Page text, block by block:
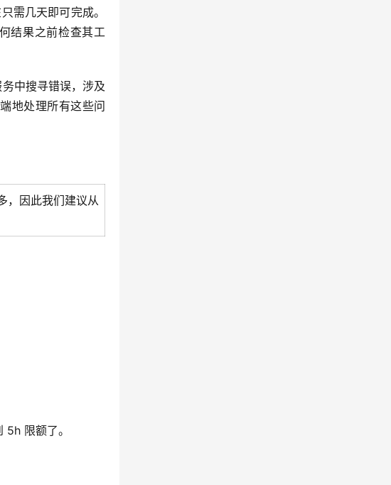
需几天即可完成。
结果之前检查其工
中搜寻错误，涉及
地处理所有这些问
因此我们建议从
限额了。